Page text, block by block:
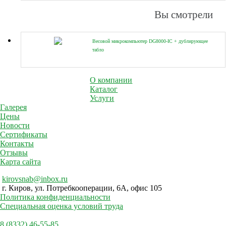
Вы смотрели
Весовой микрокомпьютер DG8000-IC + дублирующее
табло
О компании
Каталог
Услуги
Галерея
Цены
Новости
Сертификаты
Контакты
Отзывы
Карта сайта
kirovsnab@inbox.ru
г. Киров, ул. Потребкооперации, 6А, офис 105
Политика конфиденциальности
Специальная оценка условий труда
8 (8332) 46-55-85